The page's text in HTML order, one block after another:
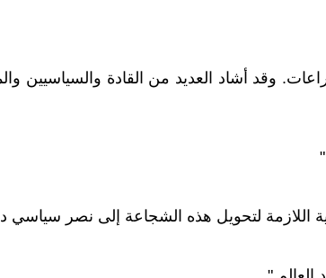
وقد أشاد العديد من القادة
اللازمة لتحويل هذه الشجاعة إلى نصر سياسي